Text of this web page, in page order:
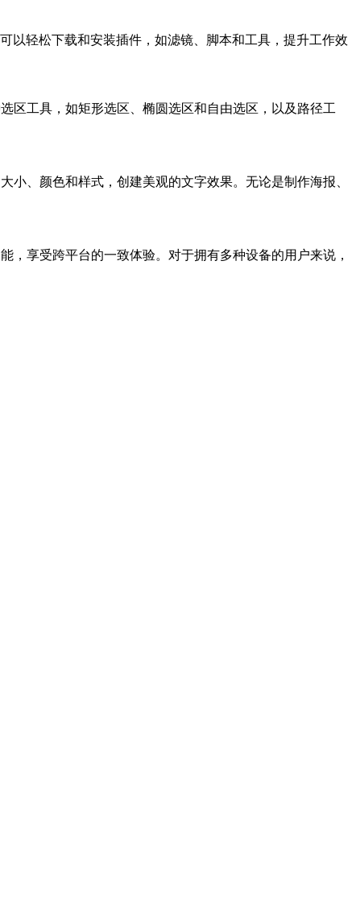
以轻松下载和安装插件，如滤镜、脚本和工具，提升工作效
区工具，如矩形选区、椭圆选区和自由选区，以及路径工
小、颜色和样式，创建美观的文字效果。无论是制作海报、
，享受跨平台的一致体验。对于拥有多种设备的用户来说，